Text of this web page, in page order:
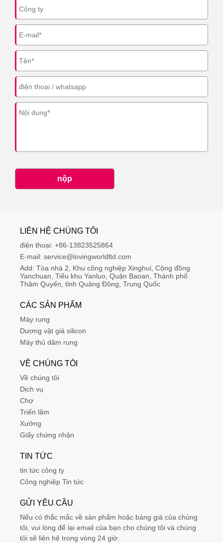
nộp
LIÊN HỆ CHÚNG TÔI
điện thoại: +86-13823525864
E-mail: service@lovingworldltd.com
Add: Tòa nhà 2, Khu công nghiệp Xinghui, Cộng đồng
Yanchuan, Tiểu khu Yanluo, Quận Baoan, Thành phố
Thâm Quyến, tỉnh Quảng Đông, Trung Quốc
CÁC SẢN PHẨM
Máy rung
Dương vật giả silicon
Máy thủ dâm rung
VỀ CHÚNG TÔI
Về chúng tôi
Dịch vụ
Chợ
Triển lãm
Xưởng
Giấy chứng nhận
TIN TỨC
tin tức công ty
Công nghiệp Tin tức
GỬI YÊU CẦU
Nếu có thắc mắc về sản phẩm hoặc bảng giá của chúng
tôi, vui lòng để lại email của bạn cho chúng tôi và chúng
tôi sẽ liên hệ trong vòng 24 giờ.